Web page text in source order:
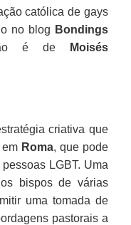
católica de gays
no blog Bondings
é de
Moisés
criativa que
Roma, que pode
LGBT. Uma
bispos de várias
uma tomada de
pastorais a